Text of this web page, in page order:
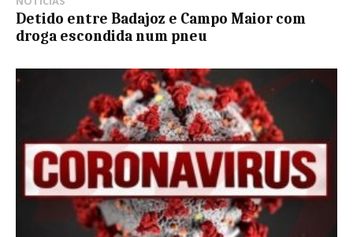
Detido entre Badajoz e Campo Maior com
droga escondida num pneu